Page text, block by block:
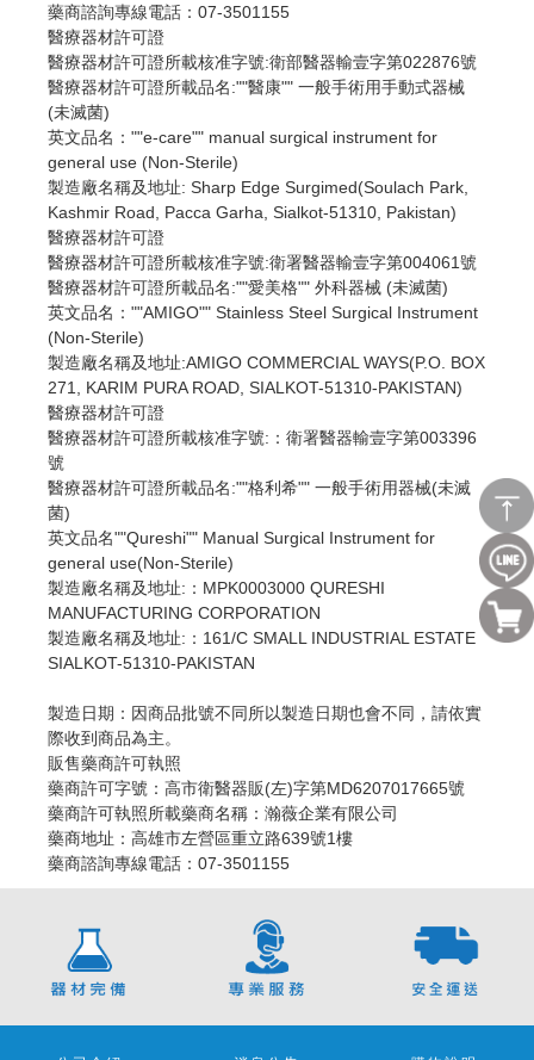
藥商諮詢專線電話：07-3501155
醫療器材許可證
醫療器材許可證所載核准字號:衛部醫器輸壹字第022876號
醫療器材許可證所載品名:""醫康"" 一般手術用手動式器械
(未滅菌)
英文品名：""e-care"" manual surgical instrument for
general use (Non-Sterile)
製造廠名稱及地址: Sharp Edge Surgimed(Soulach Park,
Kashmir Road, Pacca Garha, Sialkot-51310, Pakistan)
醫療器材許可證
醫療器材許可證所載核准字號:衛署醫器輸壹字第004061號
醫療器材許可證所載品名:""愛美格"" 外科器械 (未滅菌)
英文品名：""AMIGO"" Stainless Steel Surgical Instrument
(Non-Sterile)
製造廠名稱及地址:AMIGO COMMERCIAL WAYS(P.O. BOX
271, KARIM PURA ROAD, SIALKOT-51310-PAKISTAN)
醫療器材許可證
醫療器材許可證所載核准字號:：衛署醫器輸壹字第003396
號
醫療器材許可證所載品名:""格利希"" 一般手術用器械(未滅
菌)
英文品名""Qureshi"" Manual Surgical Instrument for
general use(Non-Sterile)
製造廠名稱及地址:：MPK0003000 QURESHI
MANUFACTURING CORPORATION
製造廠名稱及地址:：161/C SMALL INDUSTRIAL ESTATE
SIALKOT-51310-PAKISTAN
製造日期：因商品批號不同所以製造日期也會不同，請依實
際收到商品為主。
販售藥商許可執照
藥商許可字號：高市衛醫器販(左)字第MD6207017665號
藥商許可執照所載藥商名稱：瀚薇企業有限公司
藥商地址：高雄市左營區重立路639號1樓
藥商諮詢專線電話：07-3501155